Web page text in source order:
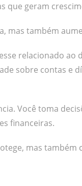
que geram
mas também
relacionado ao
sobre contas e
Você toma
financeiras.
mas também